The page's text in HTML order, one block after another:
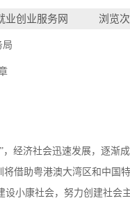
业创业服务网 浏览
局
经济社会迅速发展，逐渐
借助粤港澳大湾区和中国
小康社会，努力创建社会